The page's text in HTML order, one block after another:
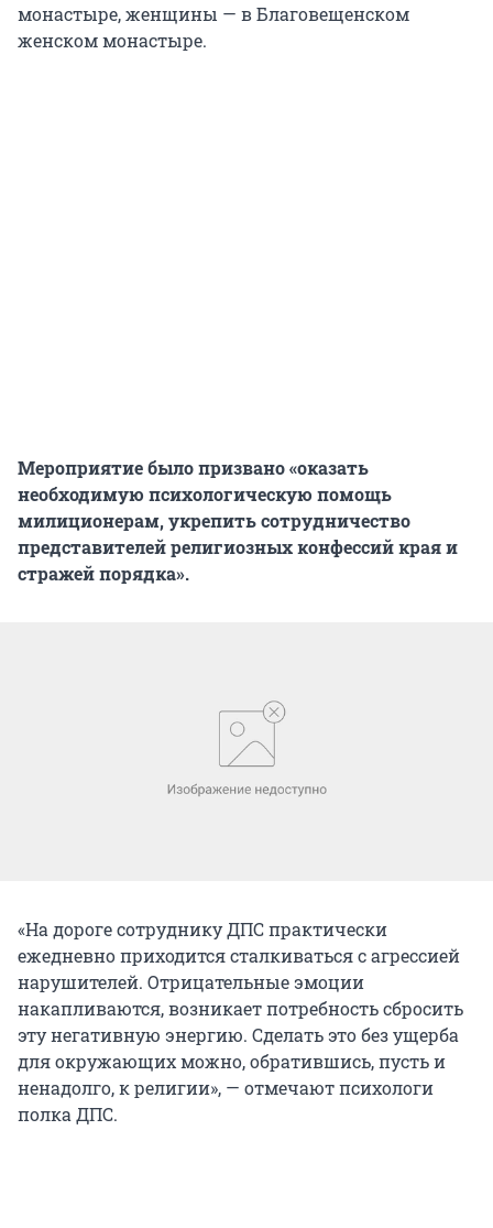
монастыре, женщины — в Благовещенском
женском монастыре.
Мероприятие было призвано «оказать
необходимую психологическую помощь
милиционерам, укрепить сотрудничество
представителей религиозных конфессий края и
стражей порядка».
«На дороге сотруднику ДПС практически
ежедневно приходится сталкиваться с агрессией
нарушителей. Отрицательные эмоции
накапливаются, возникает потребность сбросить
эту негативную энергию. Сделать это без ущерба
для окружающих можно, обратившись, пусть и
ненадолго, к религии», — отмечают психологи
полка ДПС.